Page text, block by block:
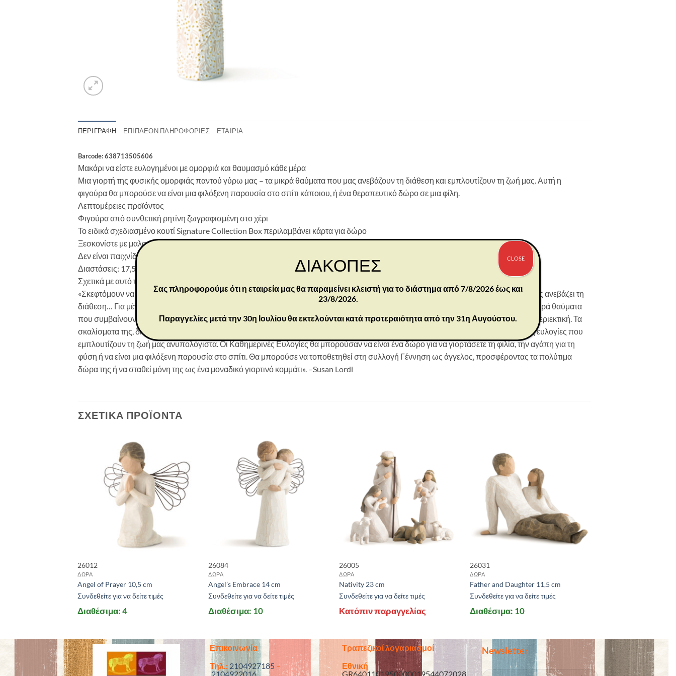
ΠΕΡΙΓΡΑΦΉ ΕΠΙΠΛΈΟΝ ΠΛΗΡΟΦΟΡΊΕΣ ΕΤΑΙΡΊΑ
Barcode: 638713505606
Μακάρι να είστε ευλογημένοι με ομορφιά και θαυμασμό κάθε μέρα
Μια γιορτή της φυσικής ομορφιάς παντού γύρω μας – τα μικρά θαύματα που μας ανεβάζουν τη διάθεση και εμπλουτίζουν τη ζωή μας. Αυτή η
φιγούρα θα μπορούσε να είναι μια φιλόξενη παρουσία στο σπίτι κάποιου, ή ένα θεραπευτικό δώρο σε μια φίλη.
Λεπτομέρειες προϊόντος
Φιγούρα από συνθετική ρητίνη ζωγραφισμένη στο χέρι
Το ειδικά σχεδιασμένο κουτί Signature Collection Box περιλαμβάνει κάρτα για δώρο
Ξεσκονίστε με μαλακό πανί ή μαλακή βούρτσα. Αποφύγετε νερό ή διαλύτες καθαρισμού
Δεν είναι παιχνίδι ή προϊόν για παιδιά. Προορίζεται μόνο για ενήλικες
Διαστάσεις: 17,5X11X5 εκ
Σχετικά με αυτό το κομμάτι
«Σκεφτόμουν να κάνω τέχνη που να αντικατοπτρίζει τη φυσική ομορφιά παντού γύρω μας – που μας κάνει να αλλάζουμε διάθεσή ή μας ανεβάζει τη
διάθεση… Για μένα, η ομορφιά που βρίσκεται στη φύση έχει αυτή τη μεταμορφωτική δύναμη. Αυτή η φιγούρα παρουσιάζει τα πολλά μικρά θαύματα
που συμβαίνουν παντού γύρω μας. Η ανοιχτή της αγκαλιά είναι μια ιστορική και καθολική έκφραση ευλογίας, τόσο φιλόξενη όσο και περιεκτική. Τα
σκαλίσματα της, διάστικτα με χρυσό, από φυτά, λουλούδια, πουλιά, πεταλούδες, τον κύκλο των εποχών, είναι οι καθημερινές επίγειες ευλογίες που
εμπλουτίζουν τη ζωή μας ανυπολόγιστα. Οι Καθημερινές Ευλογίες θα μπορούσαν να είναι ένα δώρο για να γιορτάσετε τη φιλία, την αγάπη για τη
φύση ή να είναι μια φιλόξενη παρουσία στο σπίτι. Θα μπορούσε να τοποθετηθεί στη συλλογή Γέννηση ως άγγελος, προσφέροντας τα πολύτιμα
δώρα της ή να σταθεί μόνη της ως ένα μοναδικό γιορτινό κομμάτι». –Susan Lordi
ΣΧΕΤΙΚΆ ΠΡΟΪΌΝΤΑ
26012
ΔΩΡΑ
Angel of Prayer 10,5 cm
Συνδεθείτε για να δείτε τιμές
Διαθέσιμα: 4
26084
ΔΩΡΑ
Angel’s Embrace 14 cm
Συνδεθείτε για να δείτε τιμές
Διαθέσιμα: 10
26005
ΔΩΡΑ
Nativity 23 cm
Συνδεθείτε για να δείτε τιμές
Κατόπιν παραγγελίας
26031
ΔΩΡΑ
Father and Daughter 11,5 cm
Συνδεθείτε για να δείτε τιμές
Διαθέσιμα: 10
Επικοινωνία
Τηλ.: 2104927185 –
2104922016
Τραπεζικοί λογαριασμοί
Εθνική
GR6401101950000019544072028
Newsletter
ΔΙΑΚΟΠΕΣ
Σας πληροφορούμε ότι η εταιρεία μας θα παραμείνει κλειστή για το διάστημα από 7/8/2026 έως και
23/8/2026.
Παραγγελίες μετά την 30η Ιουλίου θα εκτελούνται κατά προτεραιότητα από την 31η Αυγούστου.
CLOSE